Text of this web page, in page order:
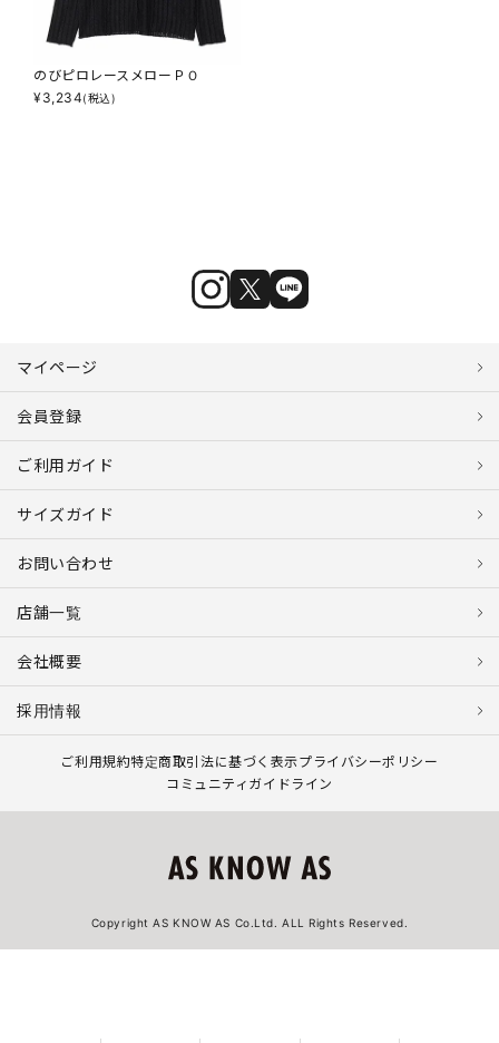
のびピロレースメローＰＯ
¥3,234(税込)
マイページ
会員登録
ご利用ガイド
サイズガイド
お問い合わせ
店舗一覧
会社概要
採用情報
ご利用規約特定商取引法に基づく表示プライバシーポリシー
コミュニティガイドライン
Copyright AS KNOW AS Co.Ltd. ALL Rights Reserved.